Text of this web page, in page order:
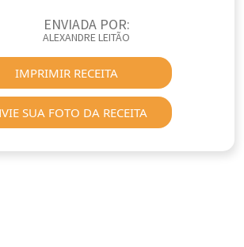
ENVIADA POR:
ALEXANDRE LEITÃO
IMPRIMIR RECEITA
SUA FOTO DA RECEITA